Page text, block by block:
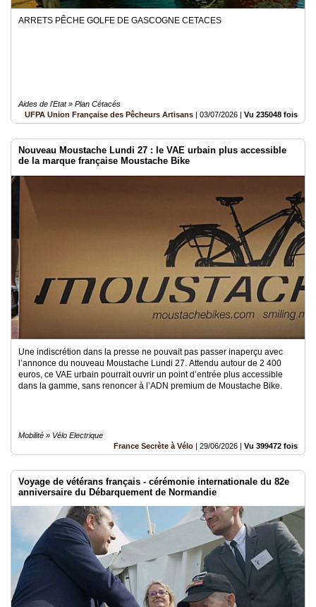
ARRETS PÊCHE GOLFE DE GASCOGNE CETACES
Aides de l'Etat » Plan Cétacés
UFPA Union Française des Pêcheurs Artisans | 03/07/2026 | Vu 235048 fois
Nouveau Moustache Lundi 27 : le VAE urbain plus accessible
de la marque française Moustache Bike
Une indiscrétion dans la presse ne pouvait pas passer inaperçu avec
l’annonce du nouveau Moustache Lundi 27. Attendu autour de 2 400
euros, ce VAE urbain pourrait ouvrir un point d’entrée plus accessible
dans la gamme, sans renoncer à l’ADN premium de Moustache Bike.
Mobilité » Vélo Electrique
France Secrète à Vélo | 29/06/2026 | Vu 399472 fois
Voyage de vétérans français - cérémonie internationale du 82e
anniversaire du Débarquement de Normandie